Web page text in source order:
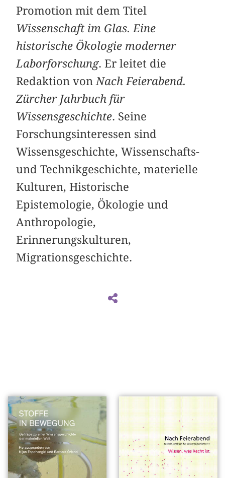
Promotion mit dem Titel
Wissenschaft im Glas. Eine
historische Ökologie moderner
Laborforschung. Er leitet die
Redaktion von Nach Feierabend.
Zürcher Jahrbuch für
Wissensgeschichte. Seine
Forschungsinteressen sind
Wissensgeschichte, Wissenschafts-
und Technikgeschichte, materielle
Kulturen, Historische
Epistemologie, Ökologie und
Anthropologie,
Erinnerungskulturen,
Migrationsgeschichte.